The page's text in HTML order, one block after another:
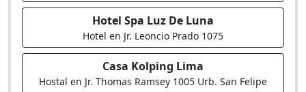
Hotel Spa Luz De Luna
Hotel en Jr. Leoncio Prado 1075
Casa Kolping Lima
Hostal en Jr. Thomas Ramsey 1005 Urb. San Felipe